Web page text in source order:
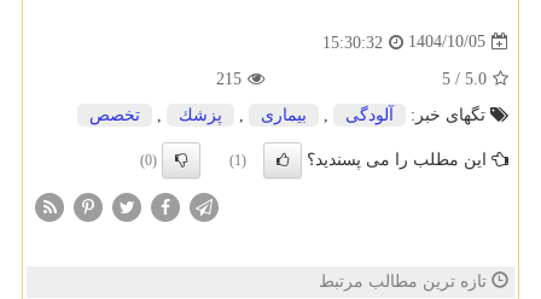
1404/10/05
15:30:32
5.0
/
5
215
تگهای خبر:
آلودگی بیماری پزشك تخصص
این مطلب را می پسندید؟ (1)
(0)
تازه ترین مطالب مرتبط